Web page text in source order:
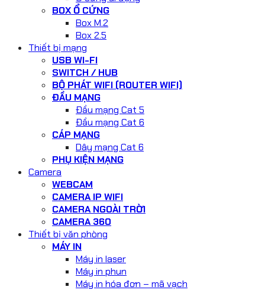
BOX Ổ CỨNG
Box M.2
Box 2.5
Thiết bị mạng
USB WI-FI
SWITCH / HUB
BỘ PHÁT WIFI (ROUTER WIFI)
ĐẦU MẠNG
Đầu mạng Cat 5
Đầu mạng Cat 6
CÁP MẠNG
Dây mạng Cat 6
PHỤ KIỆN MẠNG
Camera
WEBCAM
CAMERA IP WIFI
CAMERA NGOÀI TRỜI
CAMERA 360
Thiết bị văn phòng
MÁY IN
Máy in laser
Máy in phun
Máy in hóa đơn – mã vạch